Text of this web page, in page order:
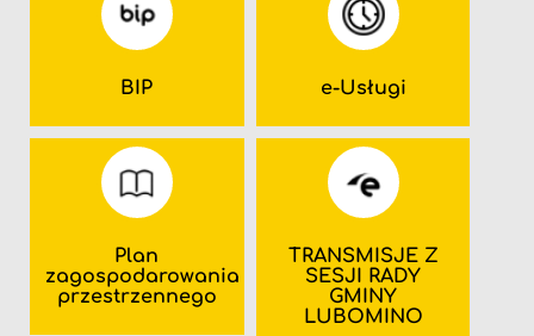
BIP e-Usługi
Plan
zagospodarowania
przestrzennego
TRANSMISJE Z
SESJI RADY
GMINY
LUBOMINO